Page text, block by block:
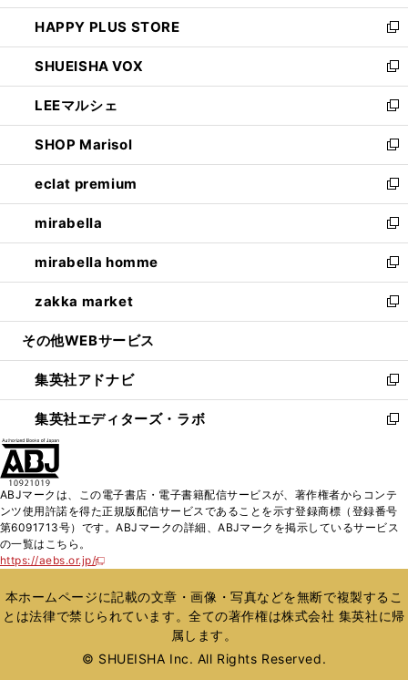
ン
ド
ウ
で
開
く
ウ
ィ
ン
ド
ウ
で
開
く
し
い
ウ
ィ
ン
ド
ウ
で
開
く
HAPPY PLUS STORE
新
し
い
ウ
ィ
ン
ド
ウ
で
開
く
SHUEISHA VOX
新
し
い
ウ
ィ
ン
ド
ウ
で
開
く
LEEマルシェ
新
し
い
ウ
ィ
ン
ド
ウ
で
開
く
SHOP Marisol
新
し
い
ウ
ィ
ン
ド
ウ
で
開
eclat premium
新
し
い
ウ
ィ
ン
ド
ウ
開
く
mirabella
新
し
い
ウ
ィ
ン
ウ
で
開
く
mirabella homme
新
し
い
ウ
ン
ド
ウ
で
zakka market
新
し
ウ
ィ
ン
ド
く
その他WEBサービス
集英社アドナビ
新
し
い
ド
ウ
で
集英社エディターズ・ラボ
新
ィ
ン
ド
開
く
ABJマークは、この電子書店・電子書籍配信サービスが、著作権者からコンテ
ンツ使用許諾を得た正規版配信サービスであることを示す登録商標（登録番号
第6091713号）です。ABJマークの詳細、ABJマークを掲示しているサービス
の一覧はこちら。
https://aebs.or.jp/
新
い
ウ
ィ
ウ
本ホームページに記載の文章・画像・写真などを無断で複製するこ
とは法律で禁じられています。全ての著作権は株式会社 集英社に帰
属します。
© SHUEISHA Inc. All Rights Reserved.